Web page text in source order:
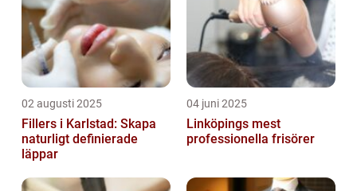
02 augusti 2025
Fillers i Karlstad: Skapa
naturligt definierade
läppar
04 juni 2025
Linköpings mest
professionella frisörer